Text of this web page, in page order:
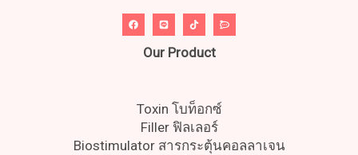
Our Product
Toxin โบท็อกซ์
Filler ฟิลเลอร์
Biostimulator สารกระตุ้นคอลลาเจน